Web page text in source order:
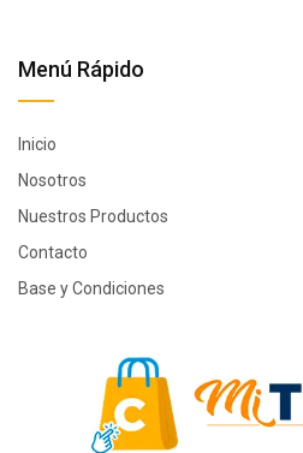
Menú Rápido
Inicio
Nosotros
Nuestros Productos
Contacto
Base y Condiciones